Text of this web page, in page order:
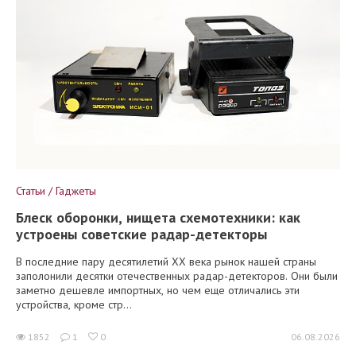
Статьи / Гаджеты
Блеск оборонки, нищета схемотехники: как
устроены советские радар-детекторы
В последние пару десятилетий XX века рынок нашей страны
заполонили десятки отечественных радар-детекторов. Они были
заметно дешевле импортных, но чем еще отличались эти
устройства, кроме стр...
1852 1 0 06.08.2026